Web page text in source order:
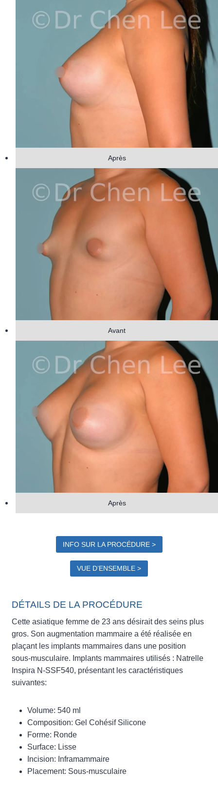
Après
Avant
Après
INFO SUR LA PROCÉDURE >
VUE D’ENSEMBLE >
DÉTAILS DE LA PROCÉDURE
Cette asiatique femme de 23 ans désirait des seins plus
gros. Son augmentation mammaire a été réalisée en
plaçant les implants mammaires dans une position
sous-musculaire. Implants mammaires utilisés : Natrelle
Inspira N-SSF540, présentant les caractéristiques
suivantes:
Volume: 540 ml
Composition: Gel Cohésif Silicone
Forme: Ronde
Surface: Lisse
Incision: Inframammaire
Placement: Sous-musculaire